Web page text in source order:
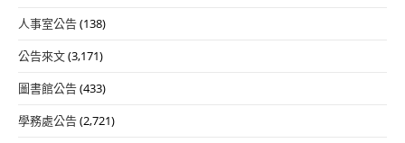
人事室公告(138)
公告來文(3,171)
圖書館公告(433)
學務處公告(2,721)